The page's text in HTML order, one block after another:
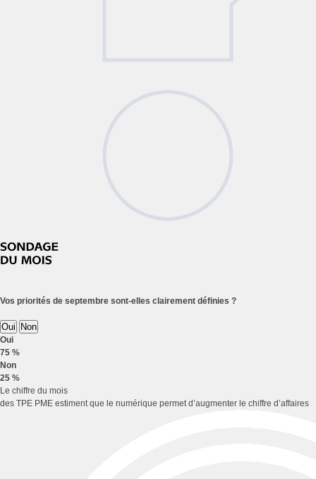
Vos priorités de septembre sont-elles clairement définies ?
Oui Non
Oui
75 %
Non
25 %
Le chiffre du mois
des TPE PME estiment que le numérique permet d’augmenter le chiffre d’affaires